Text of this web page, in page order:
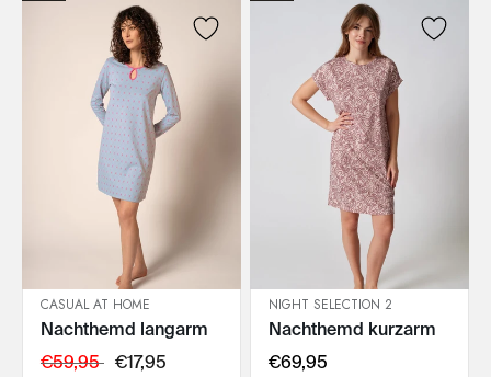
IN DEN WARENKORB
CASUAL AT HOME
Nachthemd langarm
€59,95 €17,95
IN DEN WARENKORB
NIGHT SELECTION 2
Nachthemd kurzarm
€69,95